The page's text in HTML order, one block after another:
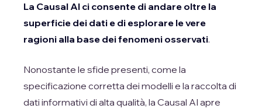
La Causal AI ci consente di andare oltre la
superficie dei dati e di esplorare le vere
ragioni alla base dei fenomeni osservati.
Nonostante le sfide presenti, come la
specificazione corretta dei modelli e la raccolta di
dati informativi di alta qualità, la Causal AI apre